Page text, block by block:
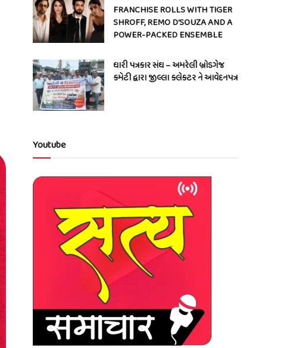
FRANCHISE ROLLS WITH TIGER
SHROFF, REMO D’SOUZA AND A
POWER-PACKED ENSEMBLE
ધારી પત્રકાર સંઘ – અમરેલી બ્રોડગેજ
કમેટી દ્વારા જીલ્લા કલેકટર ને આવેદનપત્ર
Youtube